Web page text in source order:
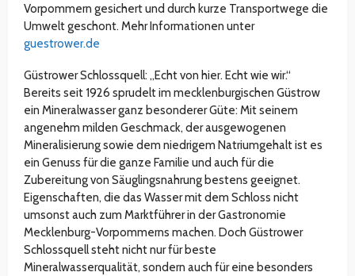
Vorpommern gesichert und durch kurze Transportwege die
Umwelt geschont. Mehr Informationen unter
guestrower.de
Güstrower Schlossquell: „Echt von hier. Echt wie wir.“
Bereits seit 1926 sprudelt im mecklenburgischen Güstrow
ein Mineralwasser ganz besonderer Güte: Mit seinem
angenehm milden Geschmack, der ausgewogenen
Mineralisierung sowie dem niedrigem Natriumgehalt ist es
ein Genuss für die ganze Familie und auch für die
Zubereitung von Säuglingsnahrung bestens geeignet.
Eigenschaften, die das Wasser mit dem Schloss nicht
umsonst auch zum Marktführer in der Gastronomie
Mecklenburg-Vorpommerns machen. Doch Güstrower
Schlossquell steht nicht nur für beste
Mineralwasserqualität, sondern auch für eine besonders